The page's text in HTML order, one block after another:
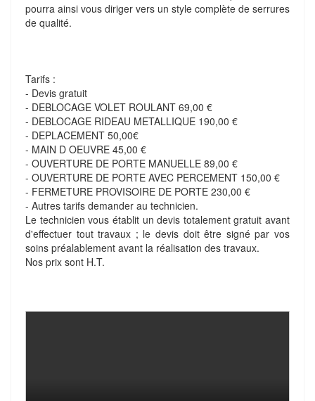
pourra ainsi vous diriger vers un style complète de serrures
de qualité.
Tarifs :
- Devis gratuit
- DEBLOCAGE VOLET ROULANT 69,00 €
- DEBLOCAGE RIDEAU METALLIQUE 190,00 €
- DEPLACEMENT 50,00€
- MAIN D OEUVRE 45,00 €
- OUVERTURE DE PORTE MANUELLE 89,00 €
- OUVERTURE DE PORTE AVEC PERCEMENT 150,00 €
- FERMETURE PROVISOIRE DE PORTE 230,00 €
- Autres tarifs demander au technicien.
Le technicien vous établit un devis totalement gratuit avant
d'effectuer tout travaux ; le devis doit être signé par vos
soins préalablement avant la réalisation des travaux.
Nos prix sont H.T.